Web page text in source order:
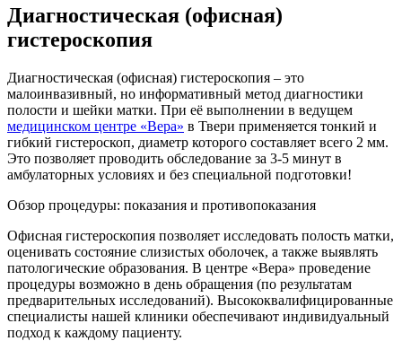
Диагностическая (офисная)
гистероскопия
Диагностическая (офисная) гистероскопия – это
малоинвазивный, но информативный метод диагностики
полости и шейки матки. При её выполнении в ведущем
медицинском центре «Вера» в Твери применяется тонкий и
гибкий гистероскоп, диаметр которого составляет всего 2 мм.
Это позволяет проводить обследование за 3-5 минут в
амбулаторных условиях и без специальной подготовки!
Обзор процедуры: показания и противопоказания
Офисная гистероскопия позволяет исследовать полость матки,
оценивать состояние слизистых оболочек, а также выявлять
патологические образования. В центре «Вера» проведение
процедуры возможно в день обращения (по результатам
предварительных исследований). Высококвалифицированные
специалисты нашей клиники обеспечивают индивидуальный
подход к каждому пациенту.